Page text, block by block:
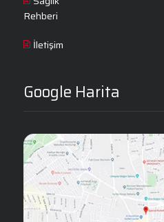
Rehberi
İletişim
Google Harita